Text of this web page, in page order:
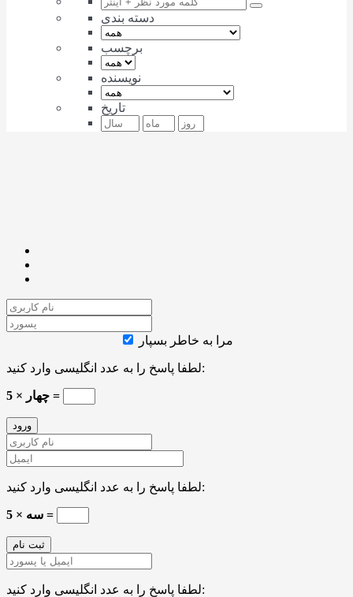
دسته بندی
برچسب
نویسنده
تاریخ
مرا به خاطر بسپار
لطفا پاسخ را به عدد انگلیسی وارد کنید:
5 × چهار =
لطفا پاسخ را به عدد انگلیسی وارد کنید:
5 × سه =
لطفا پاسخ را به عدد انگلیسی وارد کنید: